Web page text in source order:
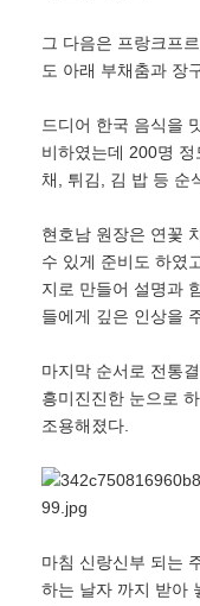
그 다음은 프랑크프
도 아래 부채춤과 장
드디어 한국 음식을
비하였는데 200명
채, 튀김, 김 밥 등 순
현호남 원장은 연꽃
수 있게 준비도 하였
지로 만들어 설명과
들에게 깊은 인상을
마지막 순서로 전통
흥미진진한 눈으로
조용해졌다.
마침 신랑신부 되는
하는 날자 까지 받아